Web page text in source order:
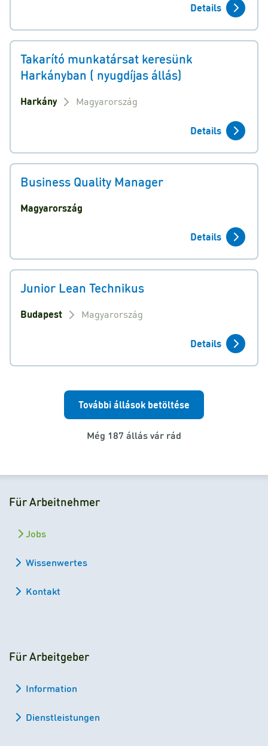
Details
Takarító munkatársat keresünk
Harkányban ( nyugdíjas állás)
Harkány Magyarország
Details
Business Quality Manager
Magyarország
Details
Junior Lean Technikus
Budapest Magyarország
Details
További állások betöltése
Még 187 állás vár rád
Für Arbeitnehmer
Jobs
Wissenwertes
Kontakt
Für Arbeitgeber
Information
Dienstleistungen